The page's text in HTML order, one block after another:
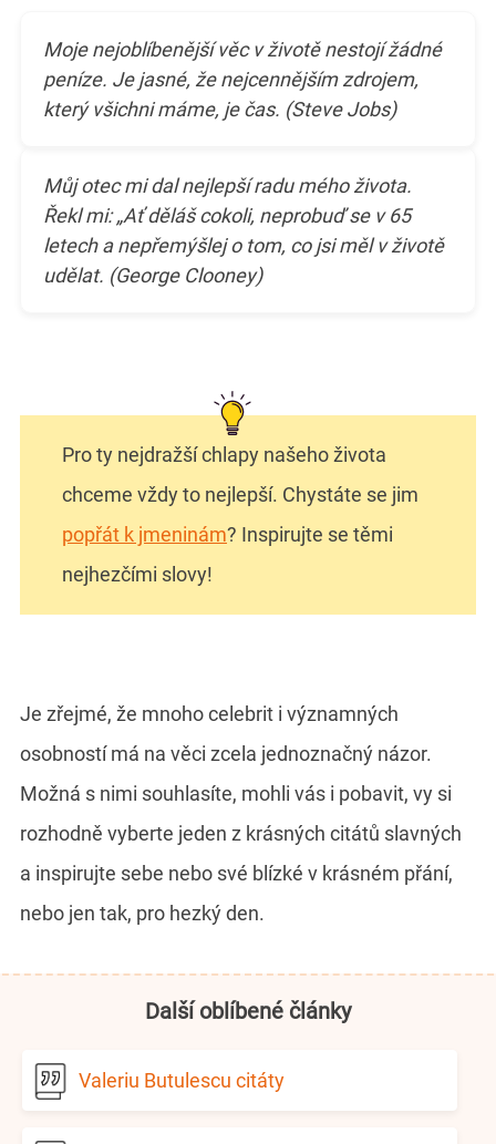
Moje nejoblíbenější věc v životě nestojí žádné
peníze. Je jasné, že nejcennějším zdrojem,
který všichni máme, je čas. (Steve Jobs)
Můj otec mi dal nejlepší radu mého života.
Řekl mi: „Ať děláš cokoli, neprobuď se v 65
letech a nepřemýšlej o tom, co jsi měl v životě
udělat. (George Clooney)
Pro ty nejdražší chlapy našeho života
chceme vždy to nejlepší. Chystáte se jim
popřát k jmeninám? Inspirujte se těmi
nejhezčími slovy!
Je zřejmé, že mnoho celebrit i významných
osobností má na věci zcela jednoznačný názor.
Možná s nimi souhlasíte, mohli vás i pobavit, vy si
rozhodně vyberte jeden z krásných citátů slavných
a inspirujte sebe nebo své blízké v krásném přání,
nebo jen tak, pro hezký den.
Další oblíbené články
Valeriu Butulescu citáty